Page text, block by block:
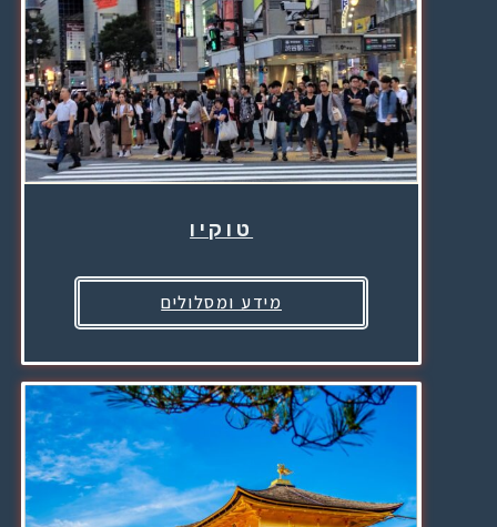
טוקיו
מידע ומסלולים